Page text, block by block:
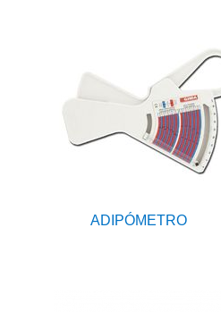
ADIPÓMETRO